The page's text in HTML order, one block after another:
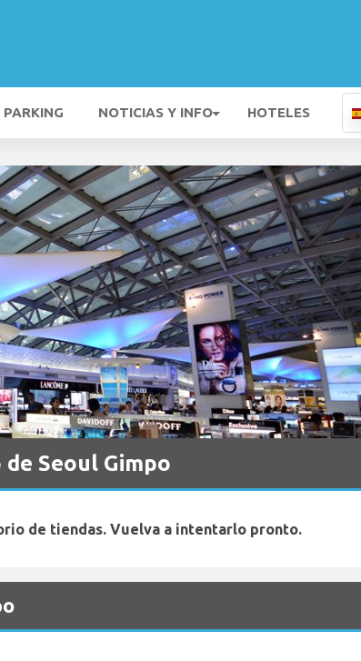
PARKING NOTICIAS Y INFO HOTELES
Seoul Gimpo
de tiendas. Vuelva a intentarlo pronto.